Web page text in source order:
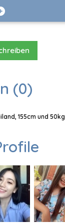
(0)
155cm und 50kg